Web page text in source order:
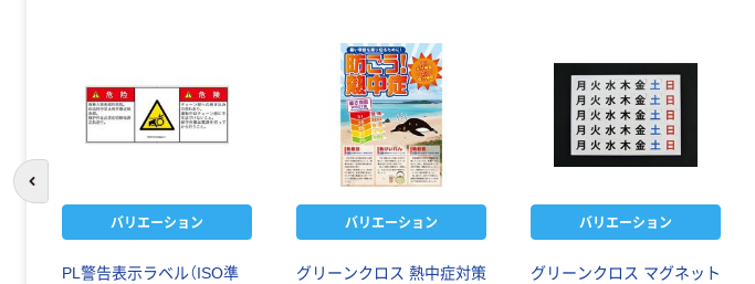
バリエーション
PL警告表示ラベル（ISO準
バリエーション
グリーンクロス 熱中症対策
バリエーション
グリーンクロス マグネット